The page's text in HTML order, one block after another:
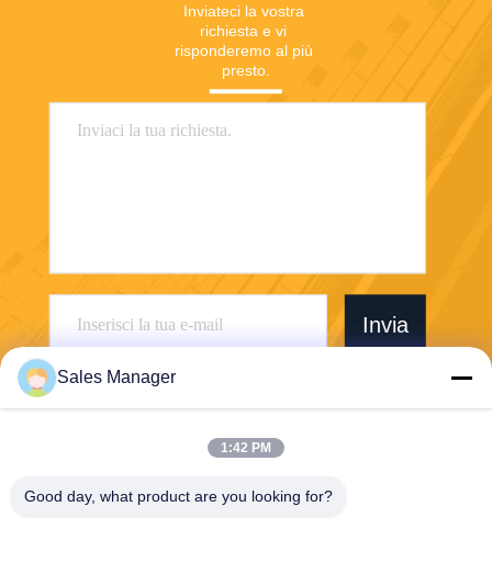
Inviateci la vostra
richiesta e vi
risponderemo al più
presto.
Invia
Wuhan Desheng Biochemical Technology
Sales Manager
1:42 PM
Good day, what product are you looking for?